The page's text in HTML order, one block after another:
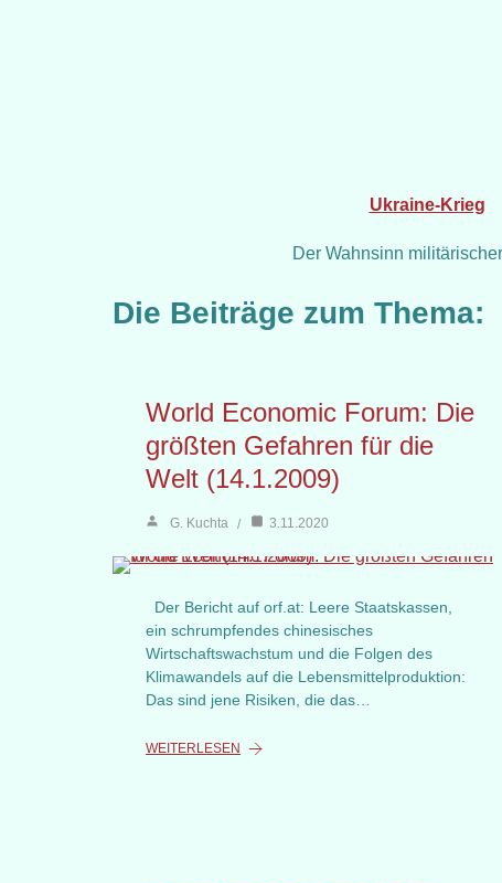
Ukraine-Krieg
Der Wahnsinn
Die Beiträge zum Thema:
World Economic Forum: Die
größten Gefahren für die
Welt (14.1.2009)
G. Kuchta 3.11.2020
Der Bericht auf orf.at: Leere Staatskassen,
ein schrumpfendes chinesisches
Wirtschaftswachstum und die Folgen des
Klimawandels auf die Lebensmittelproduktion:
Das sind jene Risiken, die das…
WEITERLESEN